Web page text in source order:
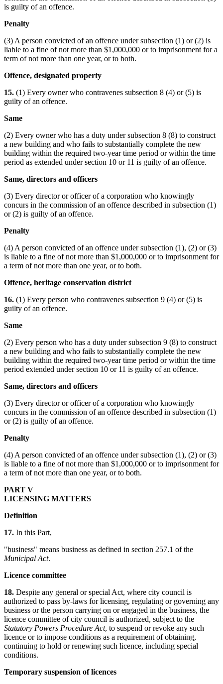
is guilty of an offence.
Penalty
(3) A person convicted of an offence under subsection (1) or (2) is
liable to a fine of not more than $1,000,000 or to imprisonment for a
term of not more than one year, or to both.
Offence, designated property
15. (1) Every owner who contravenes subsection 8 (4) or (5) is
guilty of an offence.
Same
(2) Every owner who has a duty under subsection 8 (8) to construct
a new building and who fails to substantially complete the new
building within the required two-year time period or within the time
period as extended under section 10 or 11 is guilty of an offence.
Same, directors and officers
(3) Every director or officer of a corporation who knowingly
concurs in the commission of an offence described in subsection (1)
or (2) is guilty of an offence.
Penalty
(4) A person convicted of an offence under subsection (1), (2) or (3)
is liable to a fine of not more than $1,000,000 or to imprisonment for
a term of not more than one year, or to both.
Offence, heritage conservation district
16. (1) Every person who contravenes subsection 9 (4) or (5) is
guilty of an offence.
Same
(2) Every person who has a duty under subsection 9 (8) to construct
a new building and who fails to substantially complete the new
building within the required two-year time period or within the time
period extended under section 10 or 11 is guilty of an offence.
Same, directors and officers
(3) Every director or officer of a corporation who knowingly
concurs in the commission of an offence described in subsection (1)
or (2) is guilty of an offence.
Penalty
(4) A person convicted of an offence under subsection (1), (2) or (3)
is liable to a fine of not more than $1,000,000 or to imprisonment for
a term of not more than one year, or to both.
PART V
LICENSING MATTERS
Definition
17. In this Part,
"business" means business as defined in section 257.1 of the
Municipal Act.
Licence committee
18. Despite any general or special Act, where city council is
authorized to pass by-laws for licensing, regulating or governing any
business or the person carrying on or engaged in the business, the
licence committee of city council is authorized, subject to the
Statutory Powers Procedure Act, to suspend or revoke any such
licence or to impose conditions as a requirement of obtaining,
continuing to hold or renewing such licence, including special
conditions.
Temporary suspension of licences